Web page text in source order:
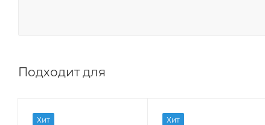
Подходит для
Хит Хит